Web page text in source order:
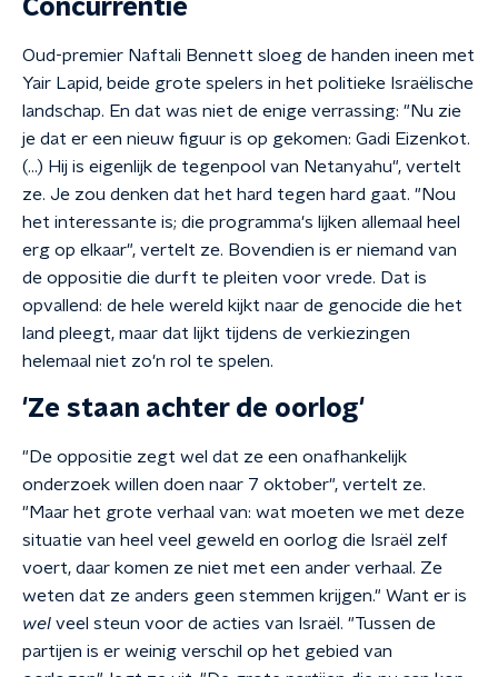
Concurrentie
Oud-premier Naftali Bennett sloeg de handen ineen met
Yair Lapid, beide grote spelers in het politieke Israëlische
landschap. En dat was niet de enige verrassing: "Nu zie
je dat er een nieuw figuur is op gekomen: Gadi Eizenkot.
(...) Hij is eigenlijk de tegenpool van Netanyahu", vertelt
ze. Je zou denken dat het hard tegen hard gaat. "Nou
het interessante is; die programma's lijken allemaal heel
erg op elkaar", vertelt ze. Bovendien is er niemand van
de oppositie die durft te pleiten voor vrede. Dat is
opvallend: de hele wereld kijkt naar de genocide die het
land pleegt, maar dat lijkt tijdens de verkiezingen
helemaal niet zo'n rol te spelen.
'Ze staan achter de oorlog'
"De oppositie zegt wel dat ze een onafhankelijk
onderzoek willen doen naar 7 oktober", vertelt ze.
"Maar het grote verhaal van: wat moeten we met deze
situatie van heel veel geweld en oorlog die Israël zelf
voert, daar komen ze niet met een ander verhaal. Ze
weten dat ze anders geen stemmen krijgen." Want er is
wel veel steun voor de acties van Israël. "Tussen de
partijen is er weinig verschil op het gebied van